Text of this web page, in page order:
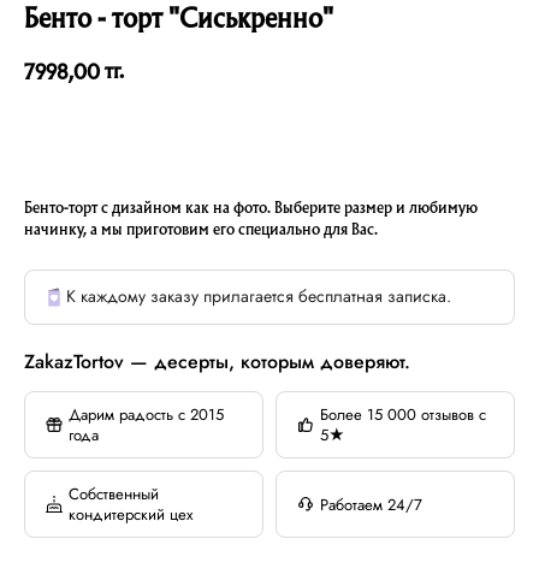
Бенто - торт "Сиськренно"
7998,00тг.
Бенто-торт с дизайном как на фото. Выберите размер и любимую
начинку, а мы приготовим его специально для Вас.
К каждому заказу прилагается бесплатная записка.
ZakazTortov — десерты, которым доверяют.
Дарим радость с 2015
года
Более 15 000 отзывов с
5★
Собственный
кондитерский цех
Работаем 24/7